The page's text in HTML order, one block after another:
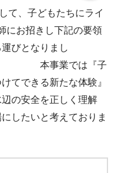
て、子どもたちにライ
にお招きし下記の要領
びとなりまし
は『子
てできる新たな体験』
の安全を正しく理解
したいと考えておりま